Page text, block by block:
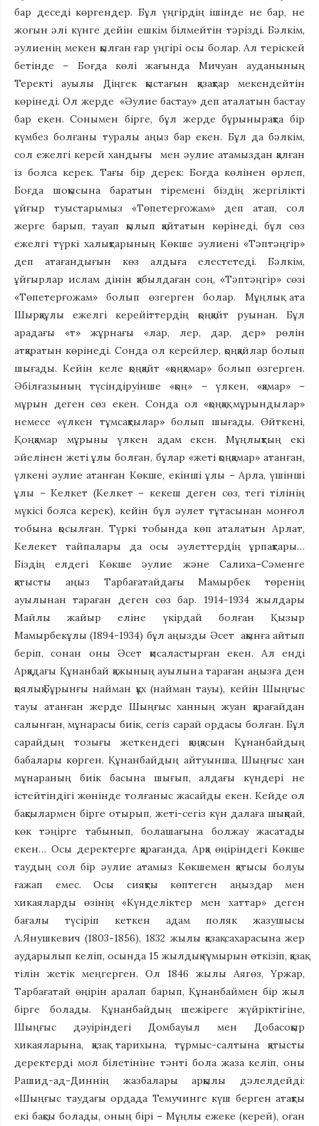
бар деседі көргендер. Бұл үңгірдің ішінде не бар, не
жоғын әлі күнге дейін ешкім білмейтін тәрізді. Бәлкім,
әулиенің мекен қылған ғар үңгірі осы болар. Ал теріскей
бетінде – Боғда көлі жағында Мичуан ауданының
Теректі ауылы Діңгек қыстағын қазақтар мекендейтін
көрінеді. Ол жерде «Әулие бастау» деп аталатын бастау
бар екен. Сонымен бірге, бұл жерде бұрынырақта бір
күмбез болғаны туралы аңыз бар екен. Бұл да бәлкім,
сол ежелгі керей хандығы мен әулие атамыздан қалған
із болса керек. Тағы бір дерек: Боғда көлінен өрлеп,
Боғда шоқысына баратын тіремені біздің жергілікті
ұйғыр туыстарымыз «Төпетерғожам» деп атап, сол
жерге барып, тауап қылып қайтатын көрінеді, бұл сөз
ежелгі түркі халықтарының Көкше әулиені «Тәптәңгір»
деп атағандығын көз алдыға елестетеді. Бәлкім,
ұйғырлар ислам дінін қабылдаған соң, «Тәптәңгір» сөзі
«Төпетерғожам» болып өзгерген болар. Мұңлық ата
Шырқаұлы ежелгі керейіттердің қоңқайт руынан. Бұл
арадағы «т» жұрнағы «лар, лер, дар, дер» рөлін
атқаратын көрінеді. Сонда ол керейлер, қоңқайлар болып
шығады. Кейін келе қоңқайт «қоңқамар» болып өзгерген.
Әбілғазының түсіндіруінше «қоң» – үлкен, «қамар» –
мұрын деген сөз екен. Сонда ол «қоңқақ мұрындылар»
немесе «үлкен тұмсақтылар» болып шығады. Өйткені,
Қоңқамар мұрыны үлкен адам екен. Мұңлықтың екі
әйелінен жеті ұлы болған, бұлар «жеті қоңқамар» атанған,
үлкені әулие атанған Көкше, екінші ұлы – Арла, үшінші
ұлы – Келкет (Келкет – кекеш деген сөз, тегі тілінің
мүкісі болса керек), кейін бұл әулет тұтасынан монғол
тобына қосылған. Түркі тобында көп аталатын Арлат,
Келекет тайпалары да осы әулеттердің ұрпақтары…
Біздің елдегі Көкше әулие және Салиха–Сәменге
қатысты аңыз Тарбағатайдағы Мамырбек төренің
ауылынан тараған деген сөз бар. 1914-1934 жылдары
Майлы жайыр еліне үкірдай болған Қызыр
Мамырбекұлы (1894-1934) бұл аңызды Әсет ақынға айтып
беріп, сонан оны Әсет қисаластырған екен. Ал енді
Арқадағы Құнанбай қажының ауылына тараған аңызға ден
қоялық.Бұрынғы найман құх (найман тауы), кейін Шыңғыс
тауы атанған жерде Шыңғыс ханның жуан қарағайдан
салынған, мұнарасы биік, сегіз сарай ордасы болған. Бұл
сарайдың тозығы жеткендегі қаңқасын Құнанбайдың
бабалары көрген. Құнанбайдың айтуынша, Шыңғыс хан
мұнараның биік басына шығып, алдағы күндері не
істейтіндігі жөнінде толғаныс жасайды екен. Кейде ол
бақсылармен бірге отырып, жеті-сегіз күн далаға шықпай,
көк тәңірге табынып, болашағына болжау жасатады
екен… Осы деректерге қарағанда, Арқа өңіріндегі Көкше
таудың сол бір әулие атамыз Көкшемен қатысы болуы
ғажап емес. Осы сияқты көптеген аңыздар мен
хикаяларды өзінің «Күнделіктер мен хаттар» деген
бағалы түсіріп кеткен адам поляк жазушысы
А.Янушкевич (1803-1856), 1832 жылы қазақ сахарасына жер
аударылып келіп, осында 15 жылдық ғұмырын өткізіп, қазақ
тілін жетік меңгерген. Ол 1846 жылы Аягөз, Үржар,
Тарбағатай өңірін аралап барып, Құнанбаймен бір жыл
бірге болады. Құнанбайдың шежіреге жүйріктігіне,
Шыңғыс дәуіріндегі Домбауыл мен Добасоқыр
хикаяларына, қазақ тарихына, тұрмыс-салтына қатысты
деректерді мол білетініне тәнті бола жаза келіп, оны
Рашид-ад-Диннің жазбалары арқылы дәлелдейді:
«Шыңғыс таудағы ордада Темучинге күш берген атақты
екі бақсы болады, оның бірі – Мұңлы ежеке (керей), оған